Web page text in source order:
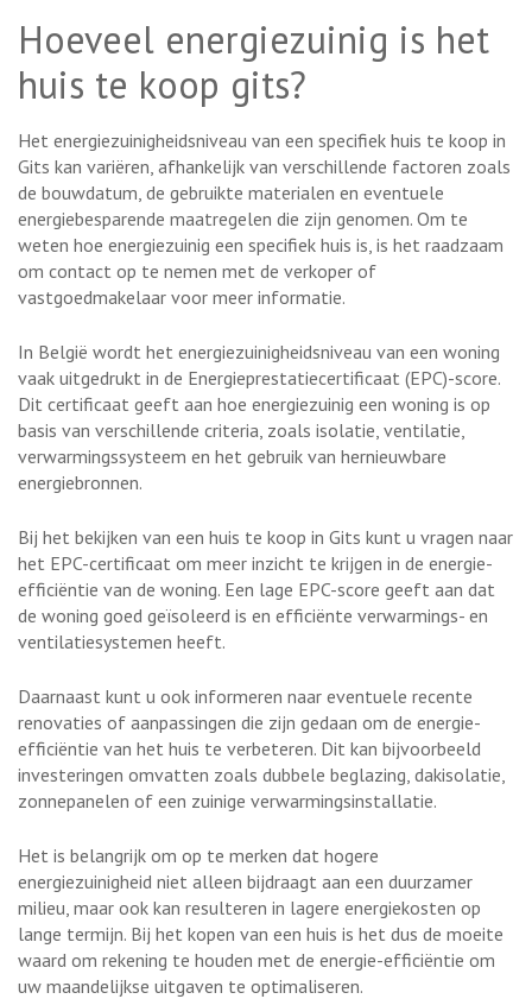
Hoeveel energiezuinig is het
huis te koop gits?
Het energiezuinigheidsniveau van een specifiek huis te koop in
Gits kan variëren, afhankelijk van verschillende factoren zoals
de bouwdatum, de gebruikte materialen en eventuele
energiebesparende maatregelen die zijn genomen. Om te
weten hoe energiezuinig een specifiek huis is, is het raadzaam
om contact op te nemen met de verkoper of
vastgoedmakelaar voor meer informatie.
In België wordt het energiezuinigheidsniveau van een woning
vaak uitgedrukt in de Energieprestatiecertificaat (EPC)-score.
Dit certificaat geeft aan hoe energiezuinig een woning is op
basis van verschillende criteria, zoals isolatie, ventilatie,
verwarmingssysteem en het gebruik van hernieuwbare
energiebronnen.
Bij het bekijken van een huis te koop in Gits kunt u vragen naar
het EPC-certificaat om meer inzicht te krijgen in de energie-
efficiëntie van de woning. Een lage EPC-score geeft aan dat
de woning goed geïsoleerd is en efficiënte verwarmings- en
ventilatiesystemen heeft.
Daarnaast kunt u ook informeren naar eventuele recente
renovaties of aanpassingen die zijn gedaan om de energie-
efficiëntie van het huis te verbeteren. Dit kan bijvoorbeeld
investeringen omvatten zoals dubbele beglazing, dakisolatie,
zonnepanelen of een zuinige verwarmingsinstallatie.
Het is belangrijk om op te merken dat hogere
energiezuinigheid niet alleen bijdraagt aan een duurzamer
milieu, maar ook kan resulteren in lagere energiekosten op
lange termijn. Bij het kopen van een huis is het dus de moeite
waard om rekening te houden met de energie-efficiëntie om
uw maandelijkse uitgaven te optimaliseren.